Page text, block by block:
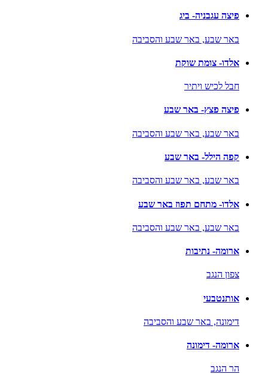
פיצה עגבניה- ביג
באר שבע, באר שבע והסביבה
אלדו- צומת שוקת
חבל לכיש ויתיר
פיצה פצץ- באר שבע
באר שבע, באר שבע והסביבה
קפה הילל- באר שבע
באר שבע, באר שבע והסביבה
אלדו- מתחם תפוז באר שבע
באר שבע, באר שבע והסביבה
ארומה- נתיבות
צפון הנגב
אותנטבעי
דימונה, באר שבע והסביבה
ארומה- דימונה
הר הנגב